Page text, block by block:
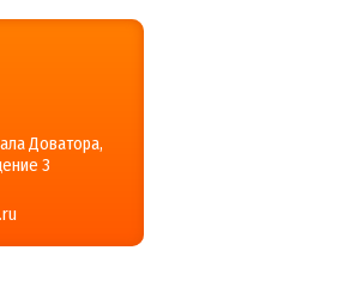
Доватора,
3